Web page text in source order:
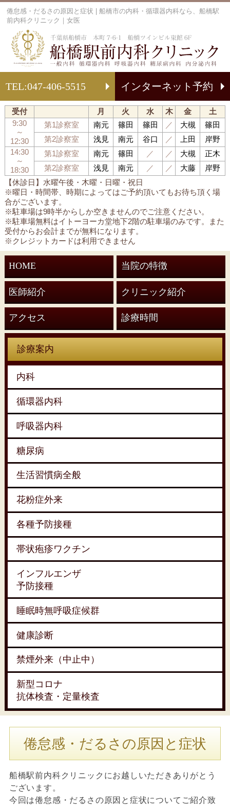
倦怠感・だるさの原因と症状 | 船橋市の内科・循環器内科なら、船橋駅
前内科クリニック｜女医
TEL:047-406-5515 インターネット予約
【休診日】水曜午後・木曜・日曜・祝日
※曜日・時間帯、時期によってはご予約頂いてもお待ち頂く場
合がございます。
※駐車場は9時半からしか空きませんのでご注意ください。
※駐車場無料はイトーヨーカ堂地下2階の駐車場のみです。また
受付からお会計までが無料になります。
※クレジットカードは利用できません
受付 月 火 水 木 金
土
9:30
～
12:30
第1診察室 南元 篠田 篠田 ／ 大槻
篠田
第2診察室
浅見 南元 谷口 ／ 上田
岸野
14:30
～
18:30
第1診察室 南元 篠田 ／ ／ 大槻
正木
第2診察室
浅見 南元 ／ ／ 大藤 岸野
HOME 当院の特徴
医師紹介 クリニック紹介
アクセス 診療時間
診療案内
内科
循環器内科
呼吸器内科
糖尿病
生活習慣病全般
花粉症外来
各種予防接種
帯状疱疹ワクチン
インフルエンザ
予防接種
睡眠時無呼吸症候群
健康診断
禁煙外来（中止中）
新型コロナ
抗体検査・定量検査
倦怠感・だるさの原因と症状
船橋駅前内科クリニックにお越しいただきありがとう
ございます。
今回は倦怠感・だるさの原因と症状についてご紹介致